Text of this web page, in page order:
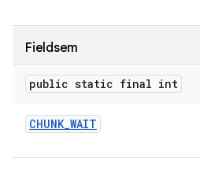
Fieldsem
public static final int
CHUNK_WAIT